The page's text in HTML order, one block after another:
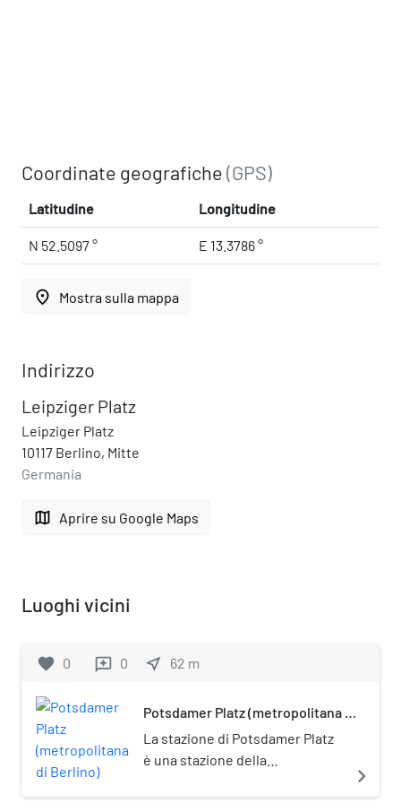
Coordinate geografiche(GPS)
Latitudine Longitudine
N 52.5097 ° E 13.3786 °
place Mostra sulla mappa
Indirizzo
Leipziger Platz
Leipziger Platz
10117 Berlino, Mitte
Germania
map Aprire su Google Maps
Luoghi vicini
favorite 0 reviews 0 near_me 62 m
Potsdamer Platz (metropolitana di
La stazione di Potsdamer Platz
è una stazione della
navigate_next